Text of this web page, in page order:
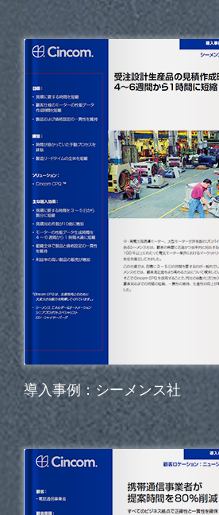
導入事例：シーメンス社